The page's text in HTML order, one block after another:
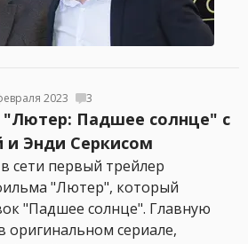
2023 3
"Лютер: Падшее солнце" с
Энди Серкисом
сети первый трейлер
"Лютер", который
"Падшее солнце". Главную
оригинальном сериале,